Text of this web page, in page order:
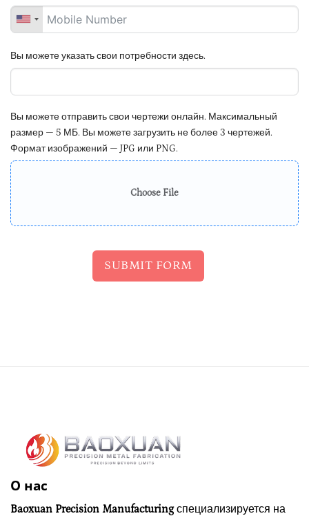
Вы можете указать свои потребности здесь.
Вы можете отправить свои чертежи онлайн. Максимальный
размер — 5 МБ. Вы можете загрузить не более 3 чертежей.
Формат изображений — JPG или PNG.
Choose File
SUBMIT FORM
О нас
Baoxuan Precision Manufacturingспециализируется на